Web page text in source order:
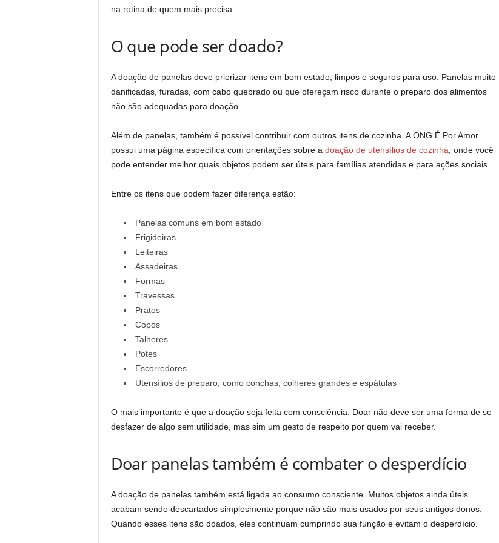
na rotina de quem mais precisa.
O que pode ser doado?
A doação de panelas deve priorizar itens em bom estado, limpos e seguros para uso. Panelas muito
danificadas, furadas, com cabo quebrado ou que ofereçam risco durante o preparo dos alimentos
não são adequadas para doação.
Além de panelas, também é possível contribuir com outros itens de cozinha. A ONG É Por Amor
possui uma página específica com orientações sobre a doação de utensílios de cozinha , onde você
pode entender melhor quais objetos podem ser úteis para famílias atendidas e para ações sociais.
Entre os itens que podem fazer diferença estão:
Panelas comuns em bom estado
Frigideiras
Leiteiras
Assadeiras
Formas
Travessas
Pratos
Copos
Talheres
Potes
Escorredores
Utensílios de preparo, como conchas, colheres grandes e espátulas
O mais importante é que a doação seja feita com consciência. Doar não deve ser uma forma de se
desfazer de algo sem utilidade, mas sim um gesto de respeito por quem vai receber.
Doar panelas também é combater o desperdício
A doação de panelas também está ligada ao consumo consciente. Muitos objetos ainda úteis
acabam sendo descartados simplesmente porque não são mais usados por seus antigos donos.
Quando esses itens são doados, eles continuam cumprindo sua função e evitam o desperdício.